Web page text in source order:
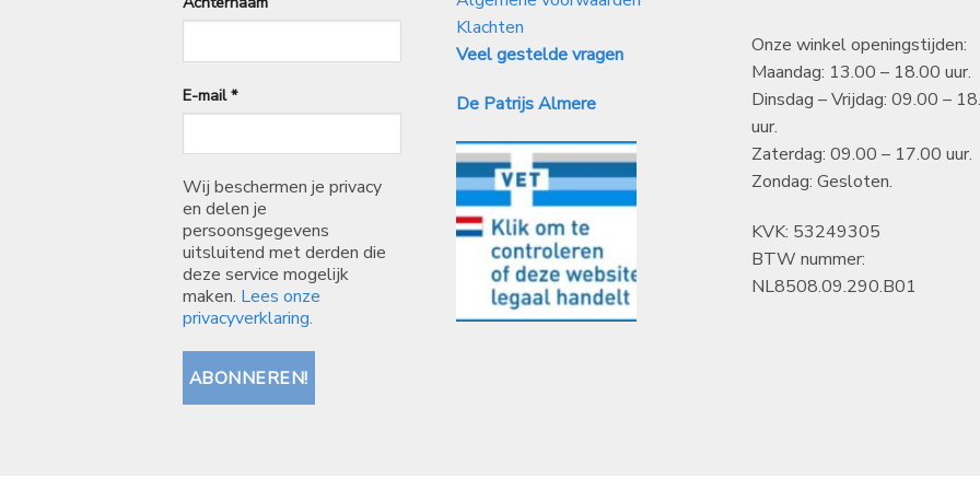
E-mail*
Wij beschermen je privacy
en delen je
persoonsgegevens
uitsluitend met derden die
deze service mogelijk
maken. Lees onze
privacyverklaring.
Klachten
Veel gestelde vragen
De Patrijs Almere
Onze winkel openingstijden:
Maandag: 13.00 – 18.00 uur.
Dinsdag – Vrijdag: 09.00 –
uur.
Zaterdag: 09.00 – 17.00 uur.
Zondag: Gesloten.
KVK: 53249305
BTW nummer:
NL8508.09.290.B01